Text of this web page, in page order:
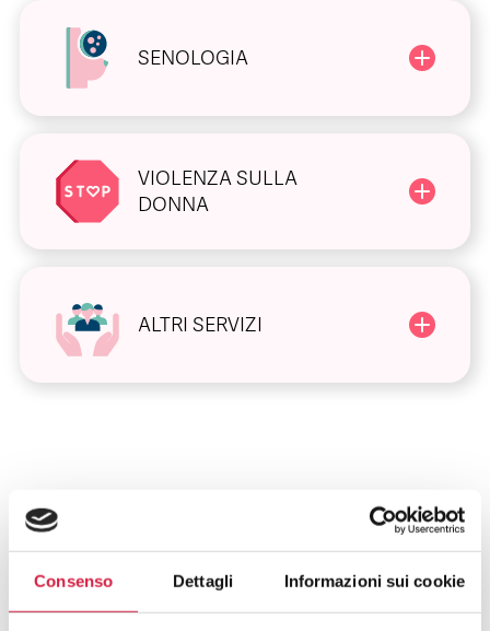
Consenso Dettagli Informazioni sui cookie
SENOLOGIA
VIOLENZA SULLA
DONNA
ALTRI SERVIZI
FAQ SUGLI OSPEDALI BOLLINO
ROSA